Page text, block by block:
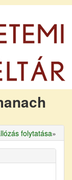
folytatása»